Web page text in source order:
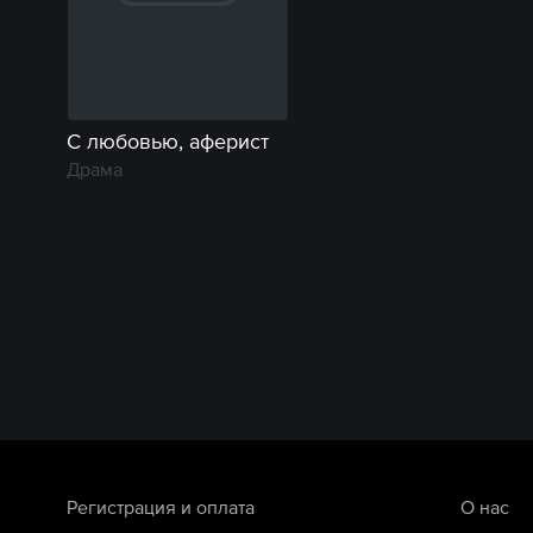
С любовью, аферист
Драма
Регистрация и оплата О нас